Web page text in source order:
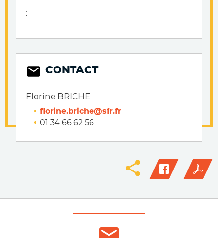
:
CONTACT
Florine BRICHE
florine.briche@sfr.fr
01 34 66 62 56